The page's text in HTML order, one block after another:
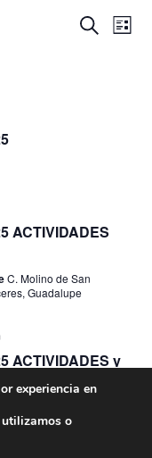
Buscar
de
Lista
ACTIVIDADES
C. Molino de San
Guadalupe
ACTIVIDADES y
experiencia en
utilizamos o